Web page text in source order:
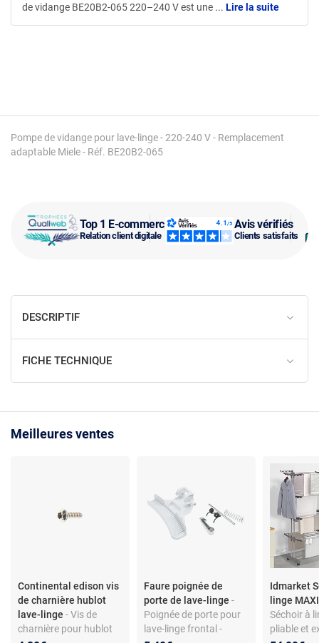
Top 1 E-commerce
Relation client digitale
Avis vérifiés
Clients satisfaits
Pompe de vidange pour lave-linge - 220-240 V - Remplacement
adaptable Miele - Réf. BE20B2-065
de vidange BE20B2-065 220–240 V est une ... Lire la suite
DESCRIPTIF
FICHE TECHNIQUE
Meilleures ventes
Continental edison vis
de charnière hublot
lave-linge - Vis de
charnière pour hublot
Faure poignée de
porte de lave-linge-
Poignée de porte pour
lave-linge frontal -
Idmarket
linge
Séchoir à
pliable et